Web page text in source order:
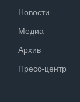
Новости
Медиа
Архив
Пресс-центр